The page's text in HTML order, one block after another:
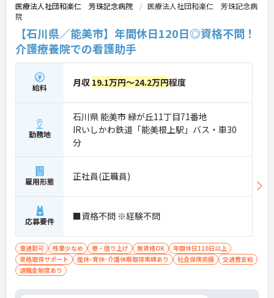
医療法人社団和楽仁 芳珠記念病院
医療法人社団和楽仁 芳珠記念病
院
【石川県／能美市】年間休日120日◎資格不問！
介護療養院での看護助手
給料 月収 19.1万円～24.2万円程度
勤務地
石川県 能美市 緑が丘11丁目71番地
IRいしかわ鉄道「能美根上駅」バス・車30
分
雇用形態 正社員(正職員)
応募要件 ■資格不問 ※経験不問
車通勤可 残業少なめ 寮・借り上げ 無資格OK
年間休日110日以上
資格取得サポート
産休･育休･介護休暇取得実績あり 社会保険完備
交通費支給
退職金制度あり